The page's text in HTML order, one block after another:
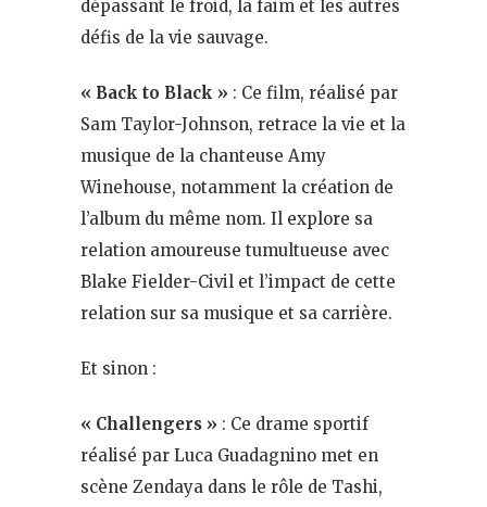
dépassant le froid, la faim et les autres
défis de la vie sauvage​.
« Back to Black » : Ce film, réalisé par
Sam Taylor-Johnson, retrace la vie et la
musique de la chanteuse Amy
Winehouse, notamment la création de
l’album du même nom. Il explore sa
relation amoureuse tumultueuse avec
Blake Fielder-Civil et l’impact de cette
relation sur sa musique et sa carrière​.
Et sinon :
« Challengers » : Ce drame sportif
réalisé par Luca Guadagnino met en
scène Zendaya dans le rôle de Tashi,